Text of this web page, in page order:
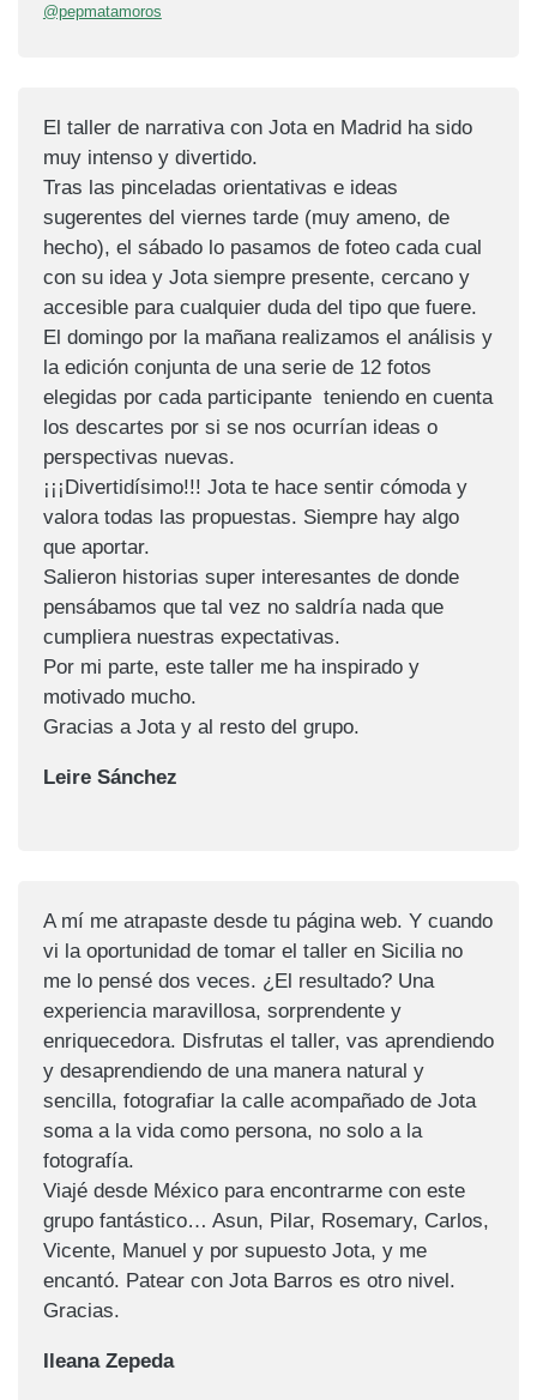
@pepmatamoros
El taller de narrativa con Jota en Madrid ha sido
muy intenso y divertido.
Tras las pinceladas orientativas e ideas
sugerentes del viernes tarde (muy ameno, de
hecho), el sábado lo pasamos de foteo cada cual
con su idea y Jota siempre presente, cercano y
accesible para cualquier duda del tipo que fuere.
El domingo por la mañana realizamos el análisis y
la edición conjunta de una serie de 12 fotos
elegidas por cada participante teniendo en cuenta
los descartes por si se nos ocurrían ideas o
perspectivas nuevas.
¡¡¡Divertidísimo!!! Jota te hace sentir cómoda y
valora todas las propuestas. Siempre hay algo
que aportar.
Salieron historias super interesantes de donde
pensábamos que tal vez no saldría nada que
cumpliera nuestras expectativas.
Por mi parte, este taller me ha inspirado y
motivado mucho.
Gracias a Jota y al resto del grupo.
Leire Sánchez
A mí me atrapaste desde tu página web. Y cuando
vi la oportunidad de tomar el taller en Sicilia no
me lo pensé dos veces. ¿El resultado? Una
experiencia maravillosa, sorprendente y
enriquecedora. Disfrutas el taller, vas aprendiendo
y desaprendiendo de una manera natural y
sencilla, fotografiar la calle acompañado de Jota
soma a la vida como persona, no solo a la
fotografía.
Viajé desde México para encontrarme con este
grupo fantástico… Asun, Pilar, Rosemary, Carlos,
Vicente, Manuel y por supuesto Jota, y me
encantó. Patear con Jota Barros es otro nivel.
Gracias.
Ileana Zepeda